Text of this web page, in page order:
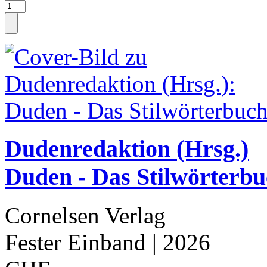
Dudenredaktion (Hrsg.)
Duden - Das
Cornelsen Verlag
Fester Einband | 2026